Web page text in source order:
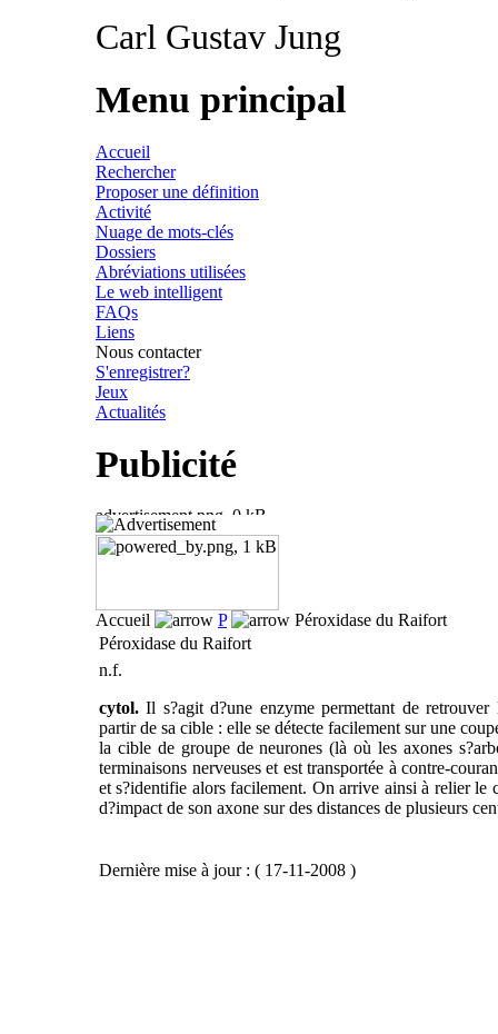
Carl Gustav Jung
Menu principal
Accueil
Rechercher
Proposer une définition
Activité
Nuage de mots-clés
Dossiers
Abréviations utilisées
Le web intelligent
FAQs
Liens
Nous contacter
S'enregistrer?
Jeux
Actualités
Publicité
Accueil P
Péroxidase du Raifort
Péroxidase du Raifort
n.f.
cytol. Il s?agit d?une enzyme permettant de
partir de sa cible : elle se détecte facilement sur une
la cible de groupe de neurones (là où les axones
terminaisons nerveuses et est transportée à contre-
et s?identifie alors facilement. On arrive ainsi à relier le
d?impact de son axone sur des distances de plusieurs
Dernière mise à jour : ( 17-11-2008 )